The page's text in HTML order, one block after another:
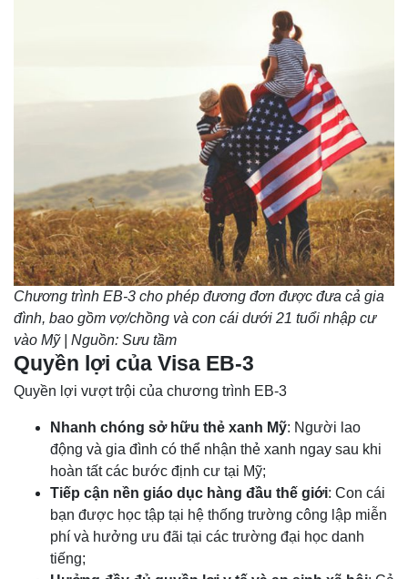
Chương trình EB-3 cho phép đương đơn được đưa cả gia
đình, bao gồm vợ/chồng và con cái dưới 21 tuổi nhập cư
vào Mỹ | Nguồn: Sưu tầm
Quyền lợi của Visa EB-3
Quyền lợi vượt trội của chương trình EB-3
Nhanh chóng sở hữu thẻ xanh Mỹ: Người lao
động và gia đình có thể nhận thẻ xanh ngay sau khi
hoàn tất các bước định cư tại Mỹ;
Tiếp cận nền giáo dục hàng đầu thế giới: Con cái
bạn được học tập tại hệ thống trường công lập miễn
phí và hưởng ưu đãi tại các trường đại học danh
tiếng;